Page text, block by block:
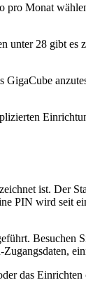
pro Monat
unter 28 gibt es
ist. Der
PIN wird seit
Besuchen
das Einrichten